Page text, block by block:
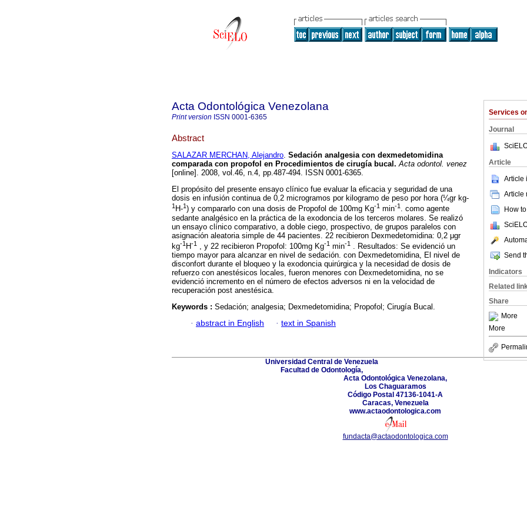
Services
Journal
Article
Article
Article
How
Send
Indicators
Related
Share
More
More
Acta Odontológica Venezolana
Print version ISSN 0001-6365
Abstract
SALAZAR MERCHAN, Alejandro. Sedación analgesia con dexmedetomidina
comparada con propofol en Procedimientos de cirugía bucal . Acta odontol. venez
[online]. 2008, vol.46, n.4, pp.487-494. ISSN 0001-6365.
El propósito del presente ensayo clínico fue evaluar la eficacia y seguridad de una
dosis en infusión continua de 0,2 microgramos por kilogramo de peso por hora (¼gr kg-
1 H-1 ) y compararlo con una dosis de Propofol de 100mg Kg-1 min-1 . como agente
sedante analgésico en la práctica de la exodoncia de los terceros molares. Se realizó
un ensayo clínico comparativo, a doble ciego, prospectivo, de grupos paralelos con
asignación aleatoria simple de 44 pacientes. 22 recibieron Dexmedetomidina: 0,2 μgr
kg-1 H-1 , y 22 recibieron Propofol: 100mg Kg-1 min-1 . Resultados: Se evidenció un
tiempo mayor para alcanzar en nivel de sedación. con Dexmedetomidina, El nivel de
disconfort durante el bloqueo y la exodoncia quirúrgica y la necesidad de dosis de
refuerzo con anestésicos locales, fueron menores con Dexmedetomidina, no se
evidenció incremento en el número de efectos adversos ni en la velocidad de
recuperación post anestésica.
Keywords : Sedación; analgesia; Dexmedetomidina; Propofol; Cirugía Bucal.
· abstract in English · text in Spanish
Universidad Central de Venezuela
Facultad de Odontología,
Acta Odontológica Venezolana,
Los Chaguaramos
Código Postal 47136-1041-A
Caracas, Venezuela
www.actaodontologica.com
fundacta@actaodontologica.com